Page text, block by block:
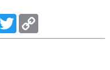
Twitter